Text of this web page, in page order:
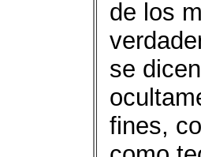
de los
se
fines,